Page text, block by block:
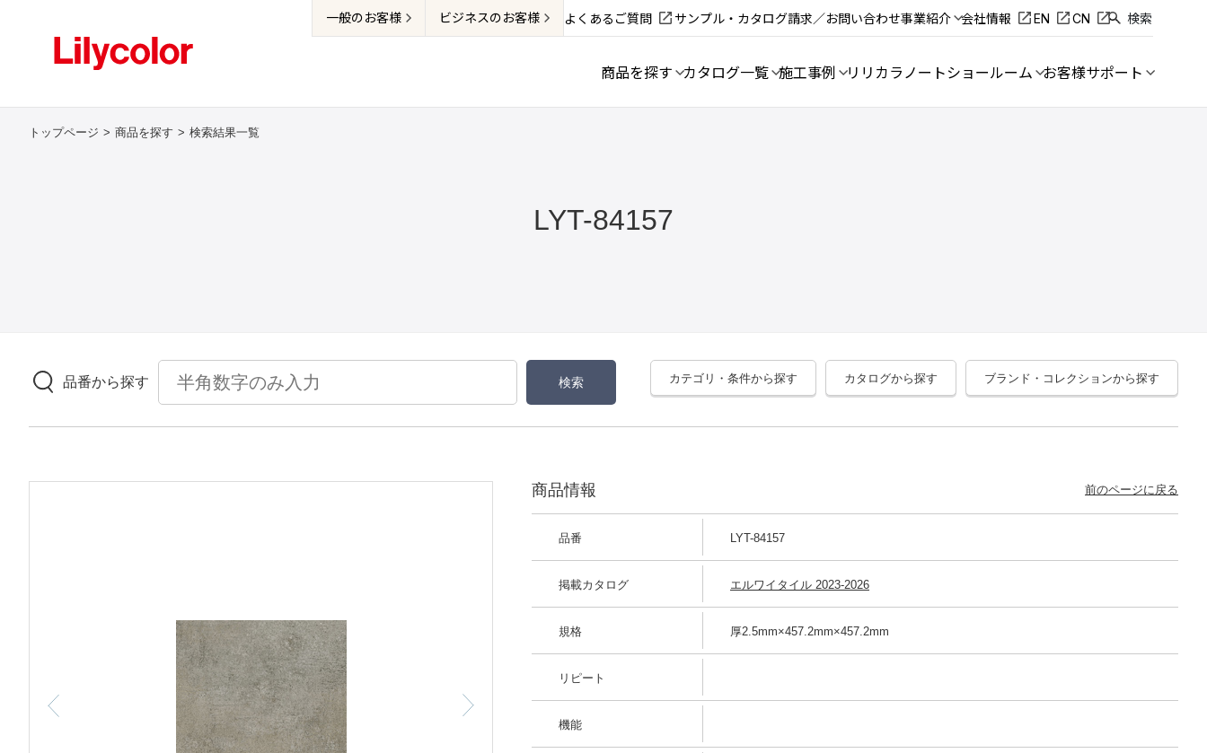
一般のお客様 ビジネスのお客様 よくあるご質問 サンプル・カタログ請求／お問い合わせ事業紹介 会社情報 EN CN 検索
商品を探す カタログ一覧 施工事例 リリカラノートショールーム お客様サポート
トップページ 商品を探す 検索結果一覧
LYT-84157
品番から探す カテゴリ・条件から探す カタログから探す ブランド・コレクションから探す
商品情報 前のページに戻る
品番 LYT-84157
掲載カタログ エルワイタイル 2023-2026
規格 厚2.5mm×457.2mm×457.2mm
リピート
機能